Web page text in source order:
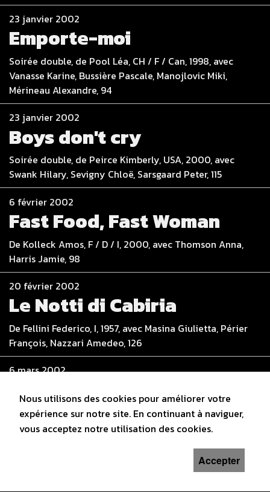
23 janvier 2002
Emporte-moi
Soirée double, de Pool Léa, CH / F / Can, 1998, avec
Vanasse Karine, Bussière Pascale, Manojlovic Miki,
Mérineau Alexandre, 94
23 janvier 2002
Boys don't cry
Soirée double, de Peirce Kimberly, USA, 2000, avec
Swank Hilary, Sevigny Chloë, Sarsgaard Peter, 115
6 février 2002
Fast Food, Fast Woman
De Kolleck Amos, F / D / I, 2000, avec Thomson Anna,
Harris Jamie, 98
20 février 2002
Le Notti di Cabiria
De Fellini Federico, I, 1957, avec Masina Giulietta, Périer
François, Nazzari Amedeo, 126
6 mars 2002
The Cider House Rules
De Hallström Lasse, USA, 1999, avec Maguire Tobey,
Terron Charlize, Caine Michael, 131
Nous utilisons des cookies pour améliorer votre
expérience sur notre site. En continuant à naviguer,
vous acceptez notre utilisation des cookies.
Accepter